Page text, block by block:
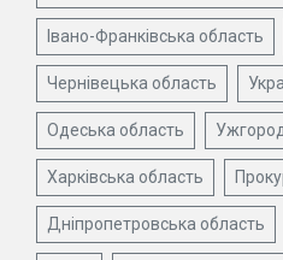
Івано-Франківська область
Чернівецька область
Одеська область Ужгород
Харківська область
Дніпропетровська область